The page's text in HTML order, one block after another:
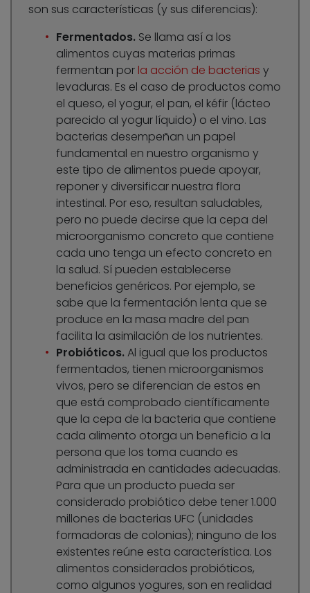
son sus características (y sus diferencias):
Fermentados. Se llama así a los
alimentos cuyas materias primas
fermentan por la acción de bacterias y
levaduras. Es el caso de productos como
el queso, el yogur, el pan, el kéfir (lácteo
parecido al yogur líquido) o el vino. Las
bacterias desempeñan un papel
fundamental en nuestro organismo y
este tipo de alimentos puede apoyar,
reponer y diversificar nuestra flora
intestinal. Por eso, resultan saludables,
pero no puede decirse que la cepa del
microorganismo concreto que contiene
cada uno tenga un efecto concreto en
la salud. Sí pueden establecerse
beneficios genéricos. Por ejemplo, se
sabe que la fermentación lenta que se
produce en la masa madre del pan
facilita la asimilación de los nutrientes.
Probióticos.Al igual que los productos
fermentados, tienen microorganismos
vivos, pero se diferencian de estos en
que está comprobado científicamente
que la cepa de la bacteria que contiene
cada alimento otorga un beneficio a la
persona que los toma cuando es
administrada en cantidades adecuadas.
Para que un producto pueda ser
considerado probiótico debe tener 1.000
millones de bacterias UFC (unidades
formadoras de colonias); ninguno de los
existentes reúne esta característica. Los
alimentos considerados probióticos,
como algunos yogures, son en realidad